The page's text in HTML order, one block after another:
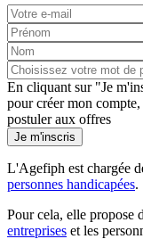
En cliquant sur "Je
pour créer mon
postuler aux offres
Je m'inscris
L'Agefiph est chargée
personnes handicapées.
Pour cela, elle propose
entreprises et les